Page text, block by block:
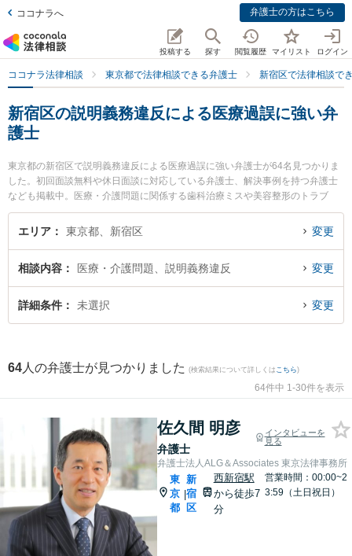
ココナラへ 弁護士の方はこちら
投稿する 探す 閲覧履歴 マイリスト ログイン
ココナラ法律相談 東京都で法律相談できる弁護士 新宿区で法律相談で
新宿区の説明義務違反による医療過誤に強い弁
護士
東京都の新宿区で説明義務違反による医療過誤に強い弁護士が64名見つかりま
した。初回面談無料や休日面談に対応している弁護士、解決事例を持つ弁護士
なども掲載中。医療・介護問題に関係する歯科治療ミスや美容整形のトラブ
ル、産婦人科の訴訟等の細かな分野での絞り込み検索もでき便利です。特に弁
護士法人ALG＆Associates 東京法律事務所の佐久間 明彦弁護士や永岡法律事務
した説明義務違反による医療過誤のトラブルを今すぐに弁護士に相談したい』
『説明義務違反による医療過誤のトラブル解決の実績豊富な近くの弁護士を検
索したい』『初回相談無料で説明義務違反による医療過誤を法律相談できる新
エリア 東京都、新宿区 変更
相談内容 医療・介護問題、説明義務違反 変更
詳細条件 未選択 変更
64 人の弁護士が見つかりました (検索結果について詳しくは こちら)
64件中 1-30件を表示
佐久間 明彦
弁護士
インタビューを
見る
弁護士法人ALG＆Associates 東京法律事務所
東
京
都
|
新
宿
区
西新宿駅
から徒歩7
分
営業時間：00:00~2
3:59（土日祝日）